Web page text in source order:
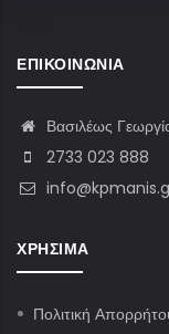
ΕΠΙΚΟΙΝΩΝΊΑ
Βασιλέως
2733 023 888
ΧΡΉΣΙΜΑ
Πολιτική